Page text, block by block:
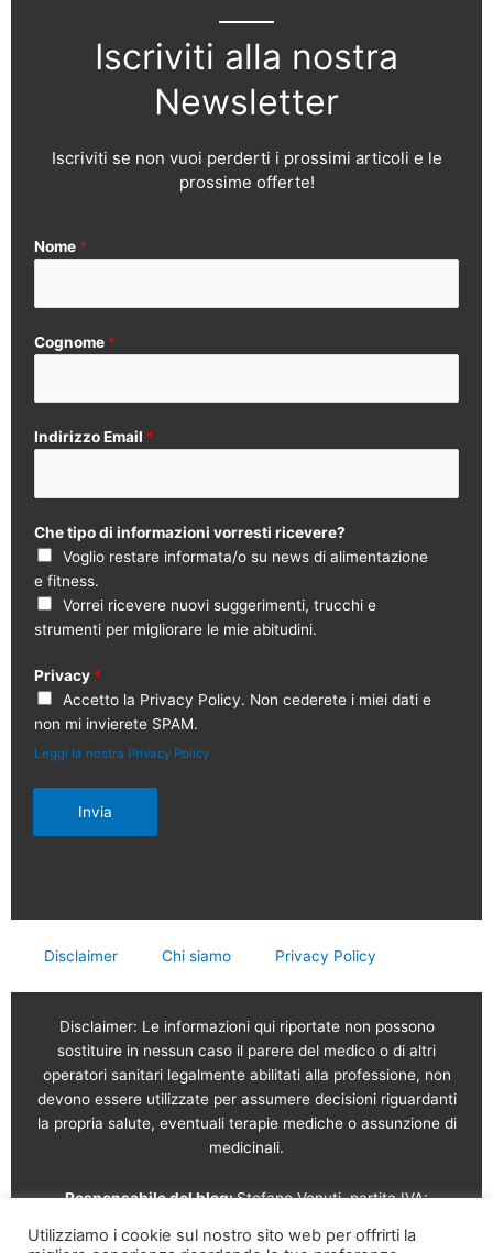
Iscriviti alla nostra
Newsletter
Iscriviti se non vuoi perderti i prossimi articoli e le
prossime offerte!
Nome *
Cognome *
Indirizzo Email *
Che tipo di informazioni vorresti ricevere?
Voglio restare informata/o su news di alimentazione
e fitness.
Vorrei ricevere nuovi suggerimenti, trucchi e
strumenti per migliorare le mie abitudini.
Privacy *
Accetto la Privacy Policy. Non cederete i miei dati e
non mi invierete SPAM.
Leggi la nostra Privacy Policy
Invia
Disclaimer Chi siamo Privacy Policy
Disclaimer: Le informazioni qui riportate non possono
sostituire in nessun caso il parere del medico o di altri
operatori sanitari legalmente abilitati alla professione, non
devono essere utilizzate per assumere decisioni riguardanti
la propria salute, eventuali terapie mediche o assunzione di
medicinali.
Responsabile del blog:Stefano Venuti, partita IVA:
Utilizziamo i cookie sul nostro sito web per offrirti la